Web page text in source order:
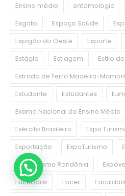
Ensino médio
entomologia
Esgoto
Espaço Saúde
Espigão do Oeste
Esporte
Estágio
Estiagem Estilo
Estrada de Ferro Madeira-
Estudante
Estudantes
Exame Nacional do Ensino Médio
Exército Brasileiro
Expo
Exportação
ExpoTurismo
ExpoTurismo Rondônia
Facebook
Facer